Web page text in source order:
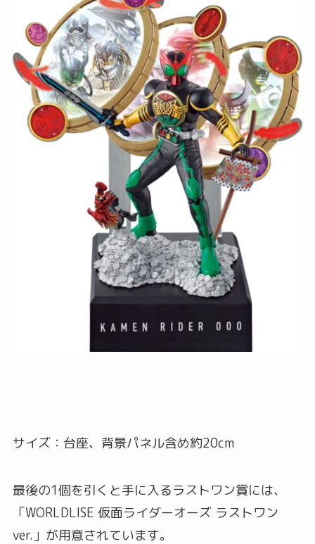
サイズ：台座、背景パネル含め約20cm
最後の1個を引くと手に入るラストワン賞には、
「WORLDLISE 仮面ライダーオーズ ラストワン
ver.」が用意されています。